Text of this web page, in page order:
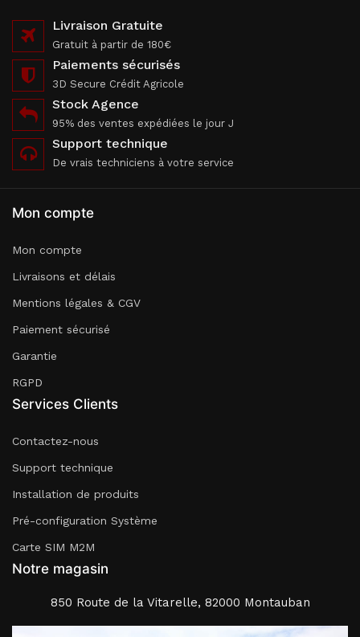
Livraison Gratuite
Gratuit à partir de 180€
Paiements sécurisés
3D Secure Crédit Agricole
Stock Agence
95% des ventes expédiées le jour J
Support technique
De vrais techniciens à votre service
Mon compte
Mon compte
Livraisons et délais
Mentions légales & CGV
Paiement sécurisé
Garantie
RGPD
Services Clients
Contactez-nous
Support technique
Installation de produits
Pré-configuration Système
Carte SIM M2M
Notre magasin
850 Route de la Vitarelle, 82000 Montauban